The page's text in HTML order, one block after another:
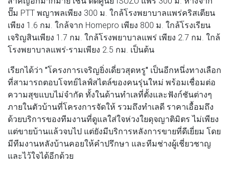
ปั๊ม PTT พญาพลเพียง 300 ม. ใกล้โรงพยาบาลแพร่คริสเตียน
เพียง 1.6 กม. ใกล้จาก Homepro เพียง 800 ม. ใกล้โรงเรียน
เจริญสินเพียง 1.7 กม. ใกล้โรงพยาบาลแพร่ เพียง 2.7 กม. ใกล้
โรงพยาบาลแพร่-รามเพียง 2.5 กม. เป็นต้น
เรียกได้ว่า "โครงการเจริญยิ่งเดี่ยวสุดหรู" เป็นอีกหนึ่งทางเลือก
ที่สามารถตอบโจทย์ไลฟ์สไตล์ของคนรุ่นใหม่ พร้อมเชื่อมต่อ
ความสุขแบบไม่จำกัด ทั้งในด้านทำเลที่ตั้งและฟังก์ชันต่างๆ
ภายในตัวบ้านที่โครงการจัดให้ รวมถึงทำเลดี ราคาเอื้อมถึง
ด้วยบริการของทีมงานที่ดูแลใส่ใจห่วงใยดุจญาติมิตร ไม่เพียง
แต่ขายบ้านแล้วจบไป แต่ยังมีบริการหลังการขายที่ดีเยี่ยม โดย
มีทีมงานหลังบ้านคอยให้คำปรึกษา และทีมช่างผู้เชี่ยวชาญ
และไว้ใจได้อีกด้วย